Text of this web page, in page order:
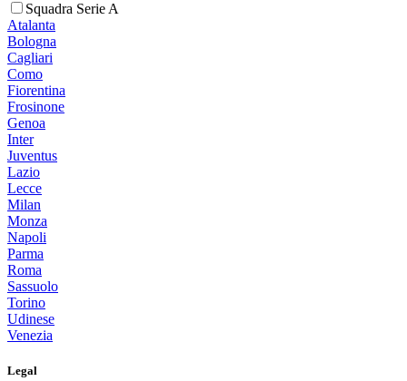
Squadra Serie A
Atalanta
Bologna
Cagliari
Como
Fiorentina
Frosinone
Genoa
Inter
Juventus
Lazio
Lecce
Milan
Monza
Napoli
Parma
Roma
Sassuolo
Torino
Udinese
Venezia
Legal